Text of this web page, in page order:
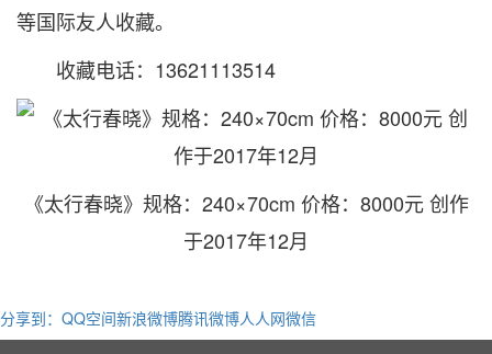
等国际友人收藏。
收藏电话：13621113514
《太行春晓》规格：240×70cm 价格：8000元 创作
于2017年12月
分享到： QQ空间新浪微博腾讯微博人人网微信